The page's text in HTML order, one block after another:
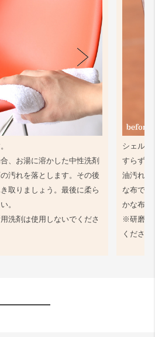
、お湯に溶かした中性洗剤
汚れを落とします。その後
取りましょう。最後に柔ら
。
洗剤は使用しないでくださ
シェル同
すらず、
油汚れ等
な布で軽
かな布で
※研磨剤
ください